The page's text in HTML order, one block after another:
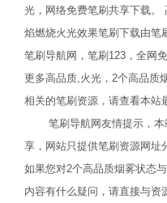
光，网络免费笔刷共享下载。
焰燃烧火光效果笔刷下载由笔
笔刷导航网，笔刷123，全网
更多高品质,火光，2个高品质
相关的笔刷资源，请查看本站
笔刷导航网友情提示，
享，网站只提供笔刷资源网址
如果您对2个高品质烟雾状态
内容有什么疑问，请直接与资